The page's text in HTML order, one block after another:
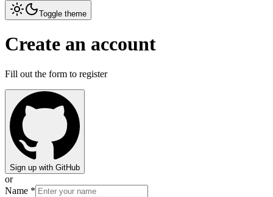
Toggle theme
Create an account
Fill out the form to register
Sign up with GitHub
or
Name *